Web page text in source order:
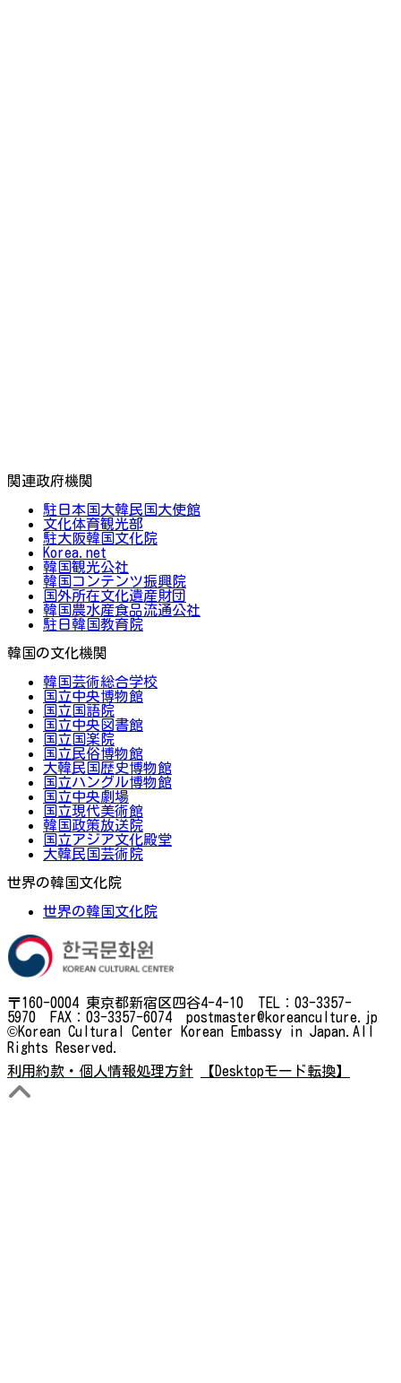
関連政府機関
駐日本国大韓民国大使館
文化体育観光部
駐大阪韓国文化院
Korea.net
韓国観光公社
韓国コンテンツ振興院
国外所在文化遺産財団
韓国農水産食品流通公社
駐日韓国教育院
韓国の文化機関
韓国芸術総合学校
国立中央博物館
国立国語院
国立中央図書館
国立国楽院
国立民俗博物館
大韓民国歴史博物館
国立ハングル博物館
国立中央劇場
国立現代美術館
韓国政策放送院
国立アジア文化殿堂
大韓民国芸術院
世界の韓国文化院
世界の韓国文化院
〒160-0004 東京都新宿区四谷4-4-10 TEL：03-3357-
5970 FAX：03-3357-6074 postmaster@koreanculture.jp
©Korean Cultural Center Korean Embassy in Japan.All
Rights Reserved.
利用約款・個人情報処理方針
【Desktopモード転換】